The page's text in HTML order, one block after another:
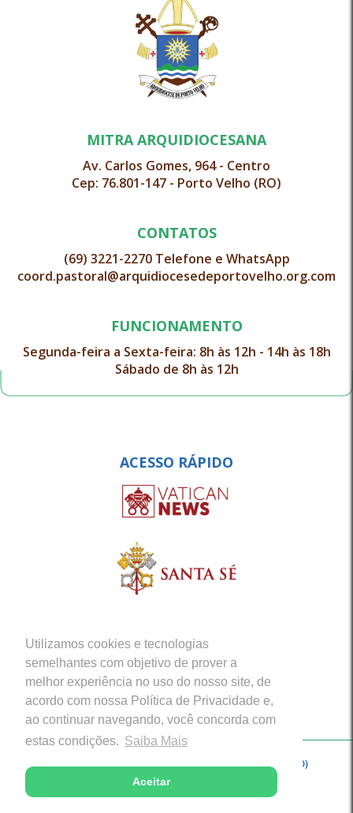
Utilizamos cookies e tecnologias
semelhantes com objetivo de prover a
melhor experiência no uso do nosso site, de
acordo com nossa Política de Privacidade e,
ao continuar navegando, você concorda com
estas condições. Saiba Mais
Aceitar
MITRA ARQUIDIOCESANA
Av. Carlos Gomes, 964 - Centro
Cep: 76.801-147 - Porto Velho (RO)
CONTATOS
(69) 3221-2270 Telefone e WhatsApp
coord.pastoral@arquidiocesedeportovelho.org.com
FUNCIONAMENTO
Segunda-feira a Sexta-feira: 8h às 12h - 14h às 18h
Sábado de 8h às 12h
ACESSO RÁPIDO
Copyright © 2026 - Arquidiocese de Porto Velho (RO)
Desenvolvido com excelência por